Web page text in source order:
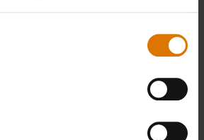
tilbehør
salt- og